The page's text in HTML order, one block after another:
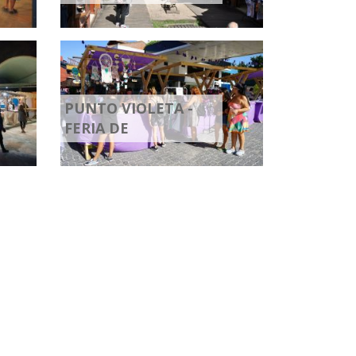
PUNTO VIOLETA -
FERIA DE
PRODUCTORAS
AUTOGESTIVAS DE